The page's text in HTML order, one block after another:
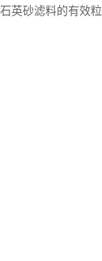
英砂滤料的有效粒